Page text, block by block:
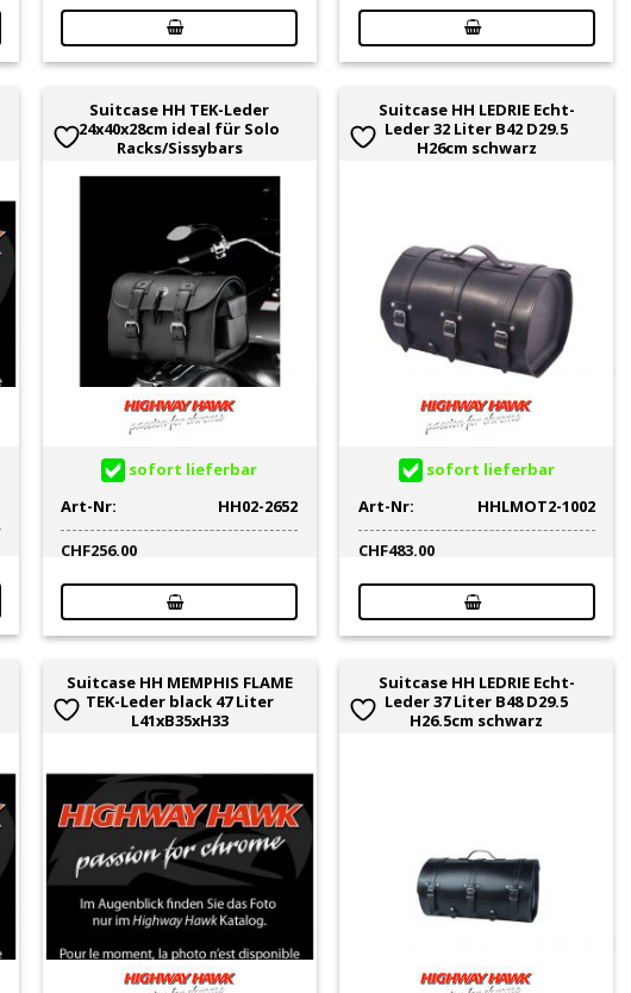
Suitcase HH TEK-Leder
24x40x28cm ideal für Solo
Racks/Sissybars
sofort lieferbar
Art-Nr:
HH02-2652
CHF256.00
Suitcase HH LEDRIE Echt-
Leder 32 Liter B42 D29.5
H26cm schwarz
sofort lieferbar
Art-Nr:
HHLMOT2-1002
CHF483.00
Suitcase HH MEMPHIS FLAME
TEK-Leder black 47 Liter
L41xB35xH33
Suitcase HH LEDRIE Echt-
Leder 37 Liter B48 D29.5
H26.5cm schwarz